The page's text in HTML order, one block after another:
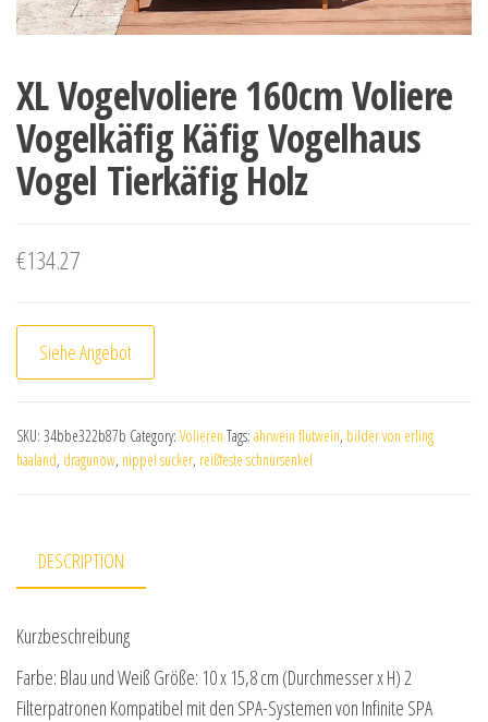
XL Vogelvoliere 160cm Voliere
Vogelkäfig Käfig Vogelhaus
Vogel Tierkäfig Holz
€134.27
Siehe Angebot
SKU: 34bbe322b87b Category: Volieren Tags: ahrwein flutwein, bilder von erling
haaland, dragunow, nippel sucker, reißfeste schnürsenkel
DESCRIPTION
Kurzbeschreibung
Farbe: Blau und Weiß Größe: 10 x 15,8 cm (Durchmesser x H) 2
Filterpatronen Kompatibel mit den SPA-Systemen von Infinite SPA